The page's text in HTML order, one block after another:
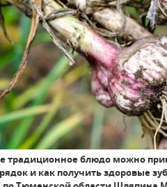
традиционное блюдо можно
и как получить здоровые